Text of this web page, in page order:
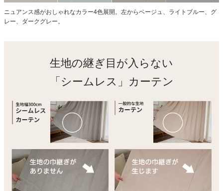
ニュアンス感がおしゃれなカラー4色展開。左からベージュ、ライトブルー、グ
レー、ダークグレー。
生地の継ぎ目が入らない
「シームレス」カーテン